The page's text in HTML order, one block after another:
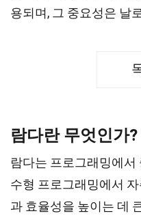
용되며, 그 중요성은 날
람다란 무엇인가?
람다는 프로그래밍에
수형 프로그래밍에서
과 효율성을 높이는 데